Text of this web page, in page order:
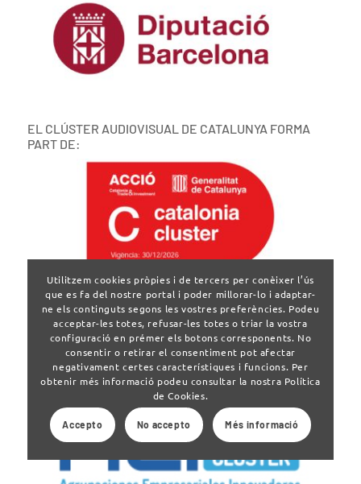
EL CLÚSTER AUDIOVISUAL DE CATALUNYA FORMA
PART DE:
Utilitzem cookies pròpies i de tercers per conèixer l’ús
que es fa del nostre portal i poder millorar-lo i adaptar-
ne els continguts segons les vostres preferències. Podeu
acceptar-les totes, refusar-les totes o triar la vostra
configuració en prémer els botons corresponents. No
consentir o retirar el consentiment pot afectar
negativament certes característiques i funcions. Per
obtenir més informació podeu consultar la nostra Política
de Cookies.
Accepto No accepto Més informació